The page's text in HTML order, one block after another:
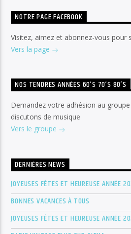
NOTRE PAGE FACEBOOK
Visitez, aimez et abonnez-vous pour
Vers la page
NOS TENDRES ANNÉES 60’S 70’S 80’S
Demandez votre adhésion au
discutons de musique
Vers le groupe
DERNIÈRES NEWS
JOYEUSES FÊTES ET HEUREUSE ANNÉE
BONNES VACANCES À TOUS
JOYEUSES FÊTES ET HEUREUSE ANNÉE